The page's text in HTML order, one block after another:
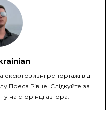
ексклюзивні репортажі від
Преса Рівне. Слідкуйте за
на сторінці автора.